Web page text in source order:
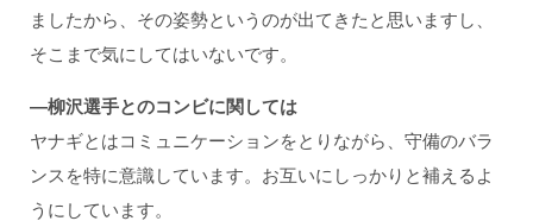
ましたから、その姿勢というのが出てきたと思いますし、
そこまで気にしてはいないです。
―柳沢選手とのコンビに関しては
ヤナギとはコミュニケーションをとりながら、守備のバラ
ンスを特に意識しています。お互いにしっかりと補えるよ
うにしています。